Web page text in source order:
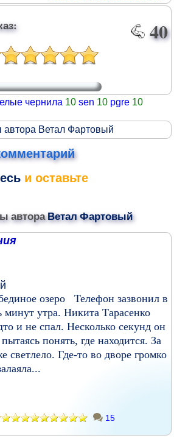
40
чернила 10 sen 10 pgre 10
автора Ветал Фартовый
и оставьте
автораВетал Фартовый
озеро Телефон зазвонил в
минут утра. Никита Тарасенко
и не спал. Несколько секунд он
понять, где находится. За
светлело. Где-то во дворе громко
15